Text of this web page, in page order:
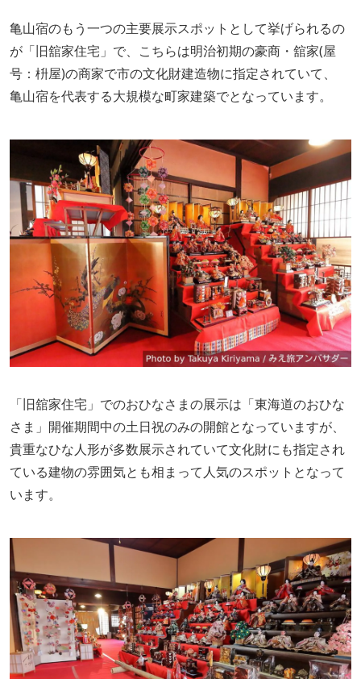
亀山宿のもう一つの主要展示スポットとして挙げられるの
が「旧舘家住宅」で、こちらは明治初期の豪商・舘家(屋
号：枡屋)の商家で市の文化財建造物に指定されていて、
亀山宿を代表する大規模な町家建築でとなっています。
「旧舘家住宅」でのおひなさまの展示は「東海道のおひな
さま」開催期間中の土日祝のみの開館となっていますが、
貴重なひな人形が多数展示されていて文化財にも指定され
ている建物の雰囲気とも相まって人気のスポットとなって
います。